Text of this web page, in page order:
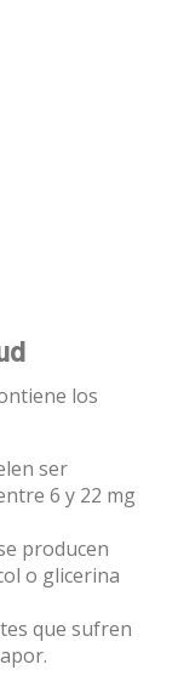
los
ser
6 y 22 mg
producen
o glicerina
que sufren
.